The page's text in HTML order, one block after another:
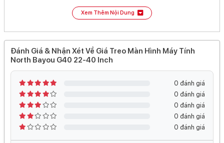
Nhờ thiết kế cơ khí chắc chắn, màn hình luôn được cố
hiện tượng rung lắc hoặc xê dịch ngoài ý muốn.
Chất liệu bền bỉ, sử dụng lâu dài
NB G40 được hoàn thiện bằng lớp sơn tĩnh điện giúp tăng
độ bền và hạn chế tình trạng trầy xước trong quá trình sử
dụng.
Một số ưu điểm nổi bật gồm:
Xem Thêm Nội Dung
Đánh Giá & Nhận Xét Về Giá Treo Màn Hình Máy Tính
North Bayou G40 22-40 Inch
0 đánh giá
0 đánh giá
0 đánh giá
0 đánh giá
0 đánh giá